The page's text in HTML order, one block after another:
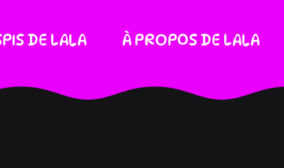
DE LALA À PROPOS DE LALA